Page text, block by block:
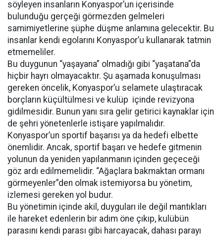
söyleyen insanların Konyaspor’un içerisinde
bulunduğu gerçeği görmezden gelmeleri
samimiyetlerine şüphe düşme anlamına gelecektir. Bu
insanlar kendi egolarını Konyaspor’u kullanarak tatmin
etmemeliler.
Bu duygunun “yaşayana” olmadığı gibi “yaşatana”da
hiçbir hayrı olmayacaktır. Şu aşamada konuşulması
gereken öncelik, Konyaspor’u selamete ulaştıracak
borçların küçültülmesi ve kulüp içinde revizyona
gidilmesidir. Bunun yanı sıra gelir getirici kaynaklar için
de şehri yönetenlerle istişare yapılmalıdır.
Konyaspor’un sportif başarısı ya da hedefi elbette
önemlidir. Ancak, sportif başarı ve hedefe gitmenin
yolunun da yeniden yapılanmanın içinden geçeceği
göz ardı edilmemelidir. “Ağaçlara bakmaktan ormanı
görmeyenler”den olmak istemiyorsa bu yönetim,
izlemesi gereken yol budur.
Bu yönetimin içinde akil, duyguları ile değil mantıkları
ile hareket edenlerin bir adım öne çıkıp, kulübün
parasını kendi parası gibi harcayacak, dahası parayı